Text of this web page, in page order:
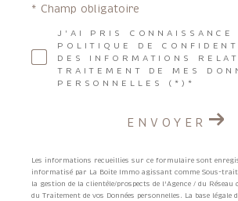
J'AI PRIS CONNAISSANCE
POLITIQUE DE
DES INFORMATIONS
TRAITEMENT DE MES
PERSONNELLES (*)*
* Champ obligatoire
ENVOYER
Les informations recueillies sur ce formulaire sont
informatisé par La Boite Immo agissant comme Sous-
la gestion de la clientèle/prospects de l'Agence / du Réseau
du Traitement de vos Données personnelles. La base légale